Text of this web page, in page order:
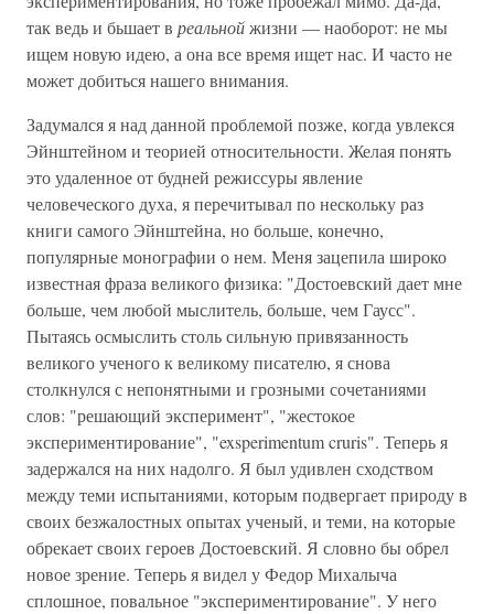
так ведь и бьшает в реальнойжизни — наоборот: не мы
ищем новую идею, а она все время ищет нас. И часто не
может добиться нашего внимания.
Задумался я над данной проблемой позже, когда увлекся
Эйнштейном и теорией относительности. Желая понять
это удаленное от будней режиссуры явление
человеческого духа, я перечитывал по нескольку раз
книги самого Эйнштейна, но больше, конечно,
популярные монографии о нем. Меня зацепила широко
известная фраза великого физика: "Достоевский дает мне
больше, чем любой мыслитель, больше, чем Гаусс".
Пытаясь осмыслить столь сильную привязанность
великого ученого к великому писателю, я снова
столкнулся с непонятными и грозными сочетаниями
слов: "решающий эксперимент", "жестокое
экспериментирование", "exsperimentum cruris". Теперь я
задержался на них надолго. Я был удивлен сходством
между теми испытаниями, которым подвергает природу в
своих безжалостных опытах ученый, и теми, на которые
обрекает своих героев Достоевский. Я словно бы обрел
новое зрение. Теперь я видел у Федор Михалыча
сплошное, повальное "экспериментирование". У него